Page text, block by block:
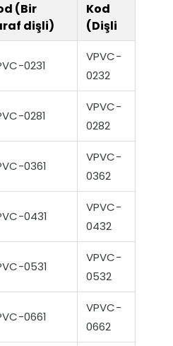
(Bir
dişli)
Kod
(Dişli
0231
VPVC-
0232
0281
VPVC-
0282
0361
VPVC-
0362
0431
VPVC-
0432
0531
VPVC-
0532
0661
VPVC-
0662